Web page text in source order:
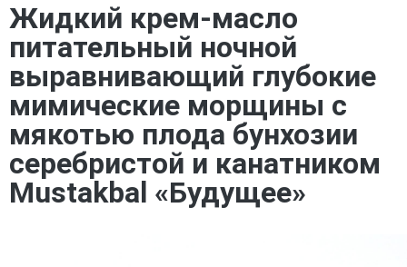
Жидкий крем-масло
питательный ночной
выравнивающий глубокие
мимические морщины с
мякотью плода бунхозии
серебристой и канатником
Mustakbal «Будущее»